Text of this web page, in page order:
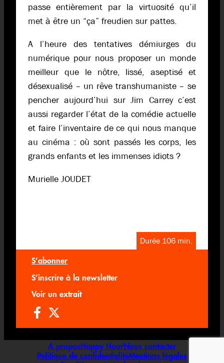
passe entièrement par la virtuosité qu’il
met à être un “ça” freudien sur pattes.
A l’heure des tentatives démiurges du
numérique pour nous proposer un monde
meilleur que le nôtre, lissé, aseptisé et
désexualisé – un rêve transhumaniste – se
pencher aujourd’hui sur Jim Carrey c’est
aussi regarder l’état de la comédie actuelle
et faire l’inventaire de ce qui nous manque
au cinéma : où sont passés les corps, les
grands enfants et les immenses idiots ?
Murielle JOUDET
Durée 106 min.
S’abonner
S’inscrire à la newsletter
Voir un extrait
A propos Happy HourNous contacter
Politique de confidentialitéMentions légales